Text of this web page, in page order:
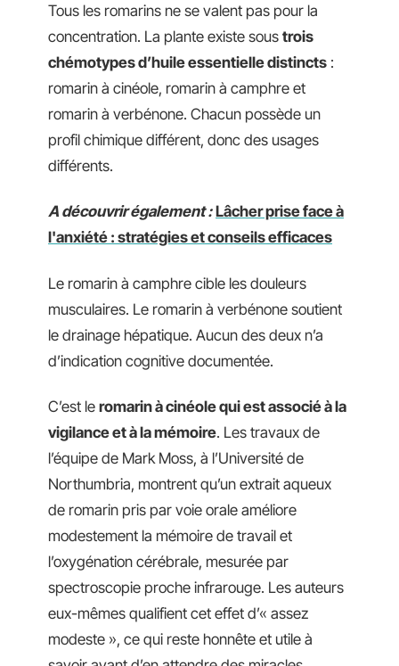
Tous les romarins ne se valent pas pour la
concentration. La plante existe sous trois
chémotypes d’huile essentielle distincts :
romarin à cinéole, romarin à camphre et
romarin à verbénone. Chacun possède un
profil chimique différent, donc des usages
différents.
A découvrir également : Lâcher prise face à
l'anxiété : stratégies et conseils efficaces
Le romarin à camphre cible les douleurs
musculaires. Le romarin à verbénone soutient
le drainage hépatique. Aucun des deux n’a
d’indication cognitive documentée.
C’est le romarin à cinéole qui est associé à la
vigilance et à la mémoire. Les travaux de
l’équipe de Mark Moss, à l’Université de
Northumbria, montrent qu’un extrait aqueux
de romarin pris par voie orale améliore
modestement la mémoire de travail et
l’oxygénation cérébrale, mesurée par
spectroscopie proche infrarouge. Les auteurs
eux-mêmes qualifient cet effet d’« assez
modeste », ce qui reste honnête et utile à